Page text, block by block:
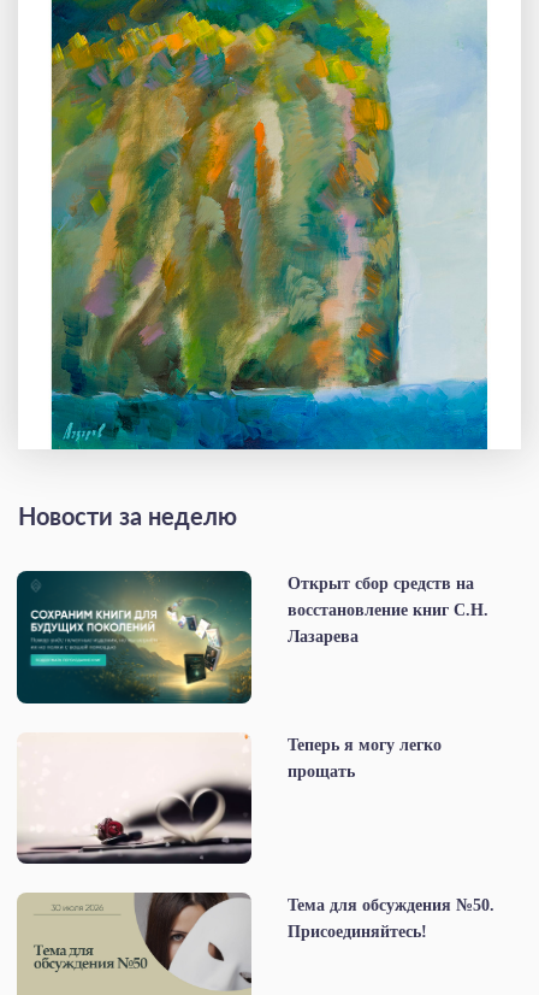
Новости за неделю
Открыт сбор средств на
восстановление книг С.Н.
Лазарева
Теперь я могу легко
прощать
Тема для обсуждения №50.
Присоединяйтесь!